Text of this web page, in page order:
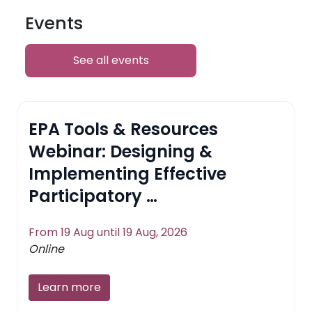
Events
See all events
EPA Tools & Resources
Webinar: Designing &
Implementing Effective
Participatory …
From 19 Aug until 19 Aug, 2026
Online
Learn more